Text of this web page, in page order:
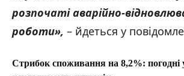
розпочаті аварійно-
роботи», – йдеться у
Стрибок споживання на 8,2%: погодні